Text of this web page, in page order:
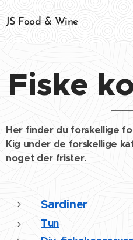
JS Food & Wine
Fiske
Her finder du forskellige
Kig under de forskellige
noget der frister.
Sardiner
Tun